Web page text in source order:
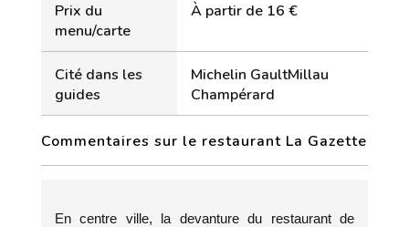
Prix du
menu/carte
À partir de 16 €
Cité dans les
guides
Michelin GaultMillau
Champérard
Commentaires sur le restaurant La Gazette
En centre ville, la devanture du restaurant de